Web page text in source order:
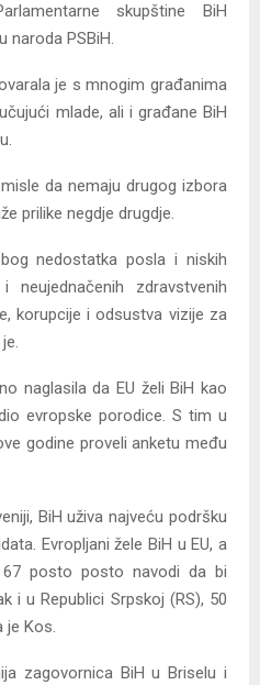
skupštine BiH
naroda PSBiH.
je s mnogim građanima
mlade, ali i građane BiH
da nemaju drugog izbora
prilike negdje drugdje.
nedostatka posla i niskih
zdravstvenih
korupcije i odsustva vizije za
naglasila da EU želi BiH kao
evropske porodice. S tim u
godine proveli anketu među
BiH uživa najveću podršku
Evropljani žele BiH u EU, a
67 posto posto navodi da bi
i u Republici Srpskoj (RS), 50
je Kos.
zagovornica BiH u Briselu i